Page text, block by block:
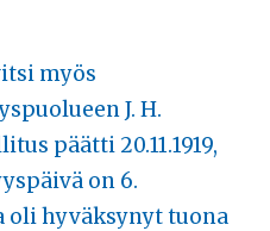
Haku:
myös
J. H.
päätti 20.11.1919,
on 6.
oli hyväksynyt tuona